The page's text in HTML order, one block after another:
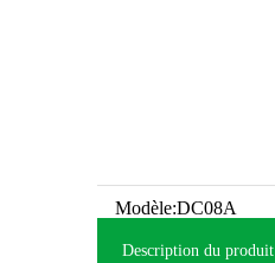
Modèle:DC08A
Description du produit